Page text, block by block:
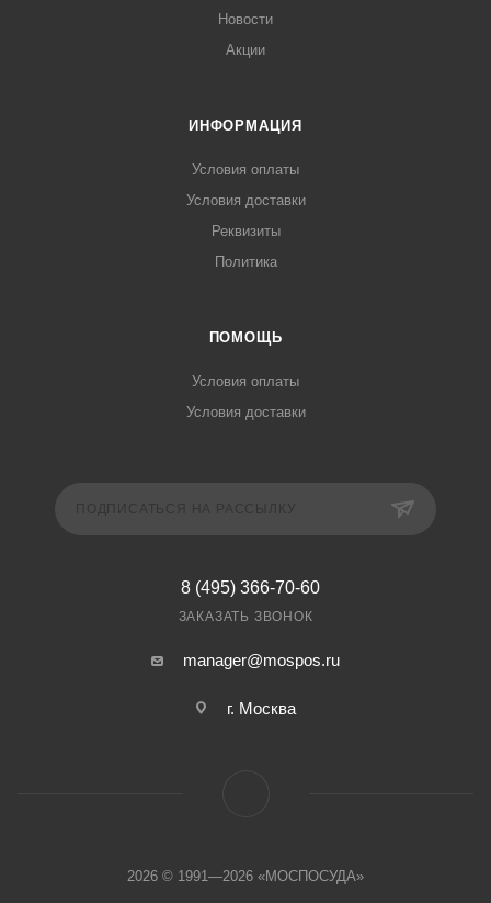
Новости
Акции
ИНФОРМАЦИЯ
Условия оплаты
Условия доставки
Реквизиты
Политика
ПОМОЩЬ
Условия оплаты
Условия доставки
8 (495) 366-70-60
ЗАКАЗАТЬ ЗВОНОК
manager@mospos.ru
г. Москва
2026 © 1991—2026 «МОСПОСУДА»